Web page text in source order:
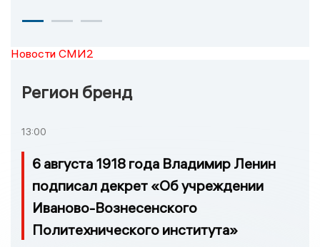
Новости СМИ2
Регион бренд
13:00
6 августа 1918 года Владимир Ленин
подписал декрет «Об учреждении
Иваново-Вознесенского
Политехнического института»